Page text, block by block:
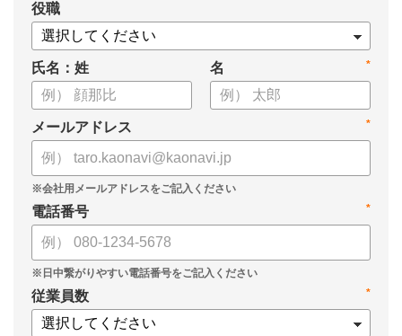
役職
氏名：姓 *
名
*
メールアドレス
*
電話番号
*
従業員数